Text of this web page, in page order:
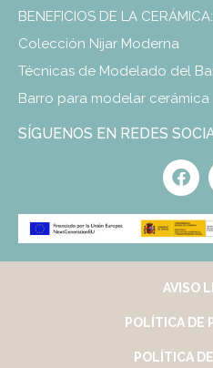
BENEFICIOS DE LA
Colección Nijar Moderna
Técnicas de Modelado del
Barro para modelar cerámica
SÍGUENOS EN REDES
AVISO
POLÍTICA DE
POLÍTICA